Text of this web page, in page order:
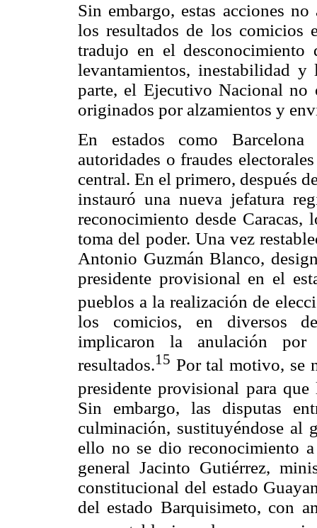
Sin embargo, estas acciones
los resultados de los comicios
tradujo en el desconocimiento
levantamientos, inestabilidad
parte, el Ejecutivo Nacional no
originados por alzamientos y
En estados como
autoridades o fraudes
central. En el primero, después
instauró una nueva jefatura
reconocimiento desde
toma del poder. Una vez
Antonio Guzmán Blanco,
presidente provisional en el
pueblos a la realización de
los comicios, en diversos
implicaron la anulación
resultados.15 Por tal motivo, se
presidente provisional para
Sin embargo, las disputas
culminación, sustituyéndose al
ello no se dio reconocimiento
general Jacinto Gutiérrez,
constitucional del estado
del estado Barquisimeto, con